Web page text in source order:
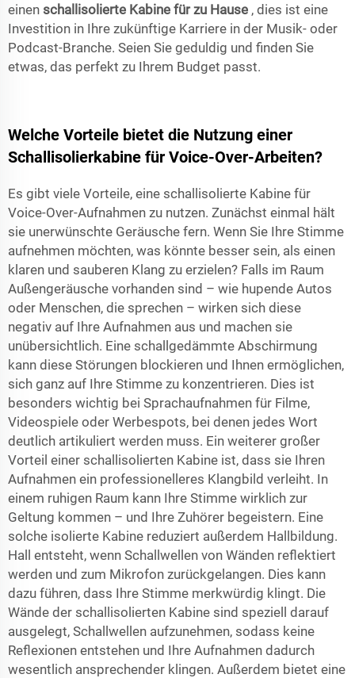
einen schallisolierte Kabine für zu Hause , dies ist eine
Investition in Ihre zukünftige Karriere in der Musik- oder
Podcast-Branche. Seien Sie geduldig und finden Sie
etwas, das perfekt zu Ihrem Budget passt.
Welche Vorteile bietet die Nutzung einer
Schallisolierkabine für Voice-Over-Arbeiten?
Es gibt viele Vorteile, eine schallisolierte Kabine für
Voice-Over-Aufnahmen zu nutzen. Zunächst einmal hält
sie unerwünschte Geräusche fern. Wenn Sie Ihre Stimme
aufnehmen möchten, was könnte besser sein, als einen
klaren und sauberen Klang zu erzielen? Falls im Raum
Außengeräusche vorhanden sind – wie hupende Autos
oder Menschen, die sprechen – wirken sich diese
negativ auf Ihre Aufnahmen aus und machen sie
unübersichtlich. Eine schallgedämmte Abschirmung
kann diese Störungen blockieren und Ihnen ermöglichen,
sich ganz auf Ihre Stimme zu konzentrieren. Dies ist
besonders wichtig bei Sprachaufnahmen für Filme,
Videospiele oder Werbespots, bei denen jedes Wort
deutlich artikuliert werden muss. Ein weiterer großer
Vorteil einer schallisolierten Kabine ist, dass sie Ihren
Aufnahmen ein professionelleres Klangbild verleiht. In
einem ruhigen Raum kann Ihre Stimme wirklich zur
Geltung kommen – und Ihre Zuhörer begeistern. Eine
solche isolierte Kabine reduziert außerdem Hallbildung.
Hall entsteht, wenn Schallwellen von Wänden reflektiert
werden und zum Mikrofon zurückgelangen. Dies kann
dazu führen, dass Ihre Stimme merkwürdig klingt. Die
Wände der schallisolierten Kabine sind speziell darauf
ausgelegt, Schallwellen aufzunehmen, sodass keine
Reflexionen entstehen und Ihre Aufnahmen dadurch
wesentlich ansprechender klingen. Außerdem bietet eine